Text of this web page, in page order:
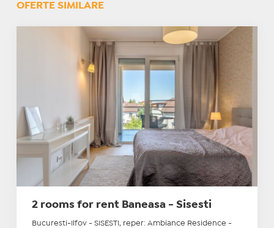
OFERTE SIMILARE
2 rooms for rent Baneasa - Sisesti
Bucuresti-Ilfov - SISESTI, reper: Ambiance Residence -